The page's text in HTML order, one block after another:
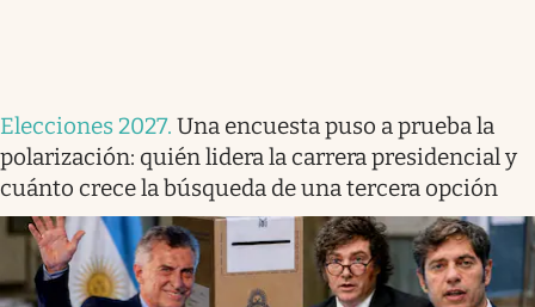
Elecciones 2027. Una encuesta puso a prueba la
polarización: quién lidera la carrera presidencial y
cuánto crece la búsqueda de una tercera opción